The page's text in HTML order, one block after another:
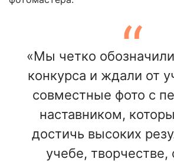
«Мы четко
конкурса и ждали от
совместные фото с
наставником,
достичь высоких
учебе, творчестве,